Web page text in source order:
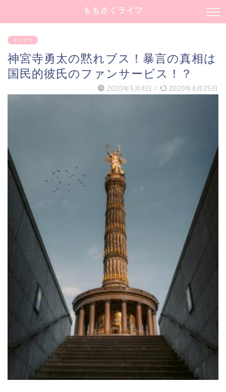
ももさくライフ
キンプリ
神宮寺勇太の黙れブス！暴言の真相は
国民的彼氏のファンサービス！？
2020年5月8日 / 2020年8月25日